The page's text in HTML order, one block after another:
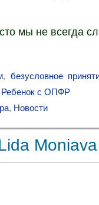
мы не всегда
, безусловное
Ребенок с ОПФР
, Новости
Moniava